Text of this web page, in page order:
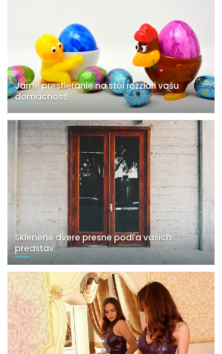
Jarné prestieranie na stôl rozžiari vašu
domácnosť!
Sklenené dvere presne podľa vašich
predstáv